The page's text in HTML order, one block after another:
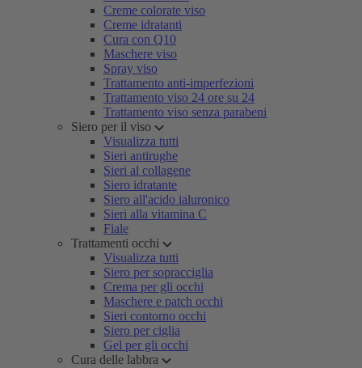
Creme colorate viso
Creme idratanti
Cura con Q10
Maschere viso
Spray viso
Trattamento anti-imperfezioni
Trattamento viso 24 ore su 24
Trattamento viso senza parabeni
Siero per il viso
Visualizza tutti
Sieri antirughe
Sieri al collagene
Siero idratante
Siero all'acido ialuronico
Sieri alla vitamina C
Fiale
Trattamenti occhi
Visualizza tutti
Siero per sopracciglia
Crema per gli occhi
Maschere e patch occhi
Sieri contorno occhi
Siero per ciglia
Gel per gli occhi
Cura delle labbra